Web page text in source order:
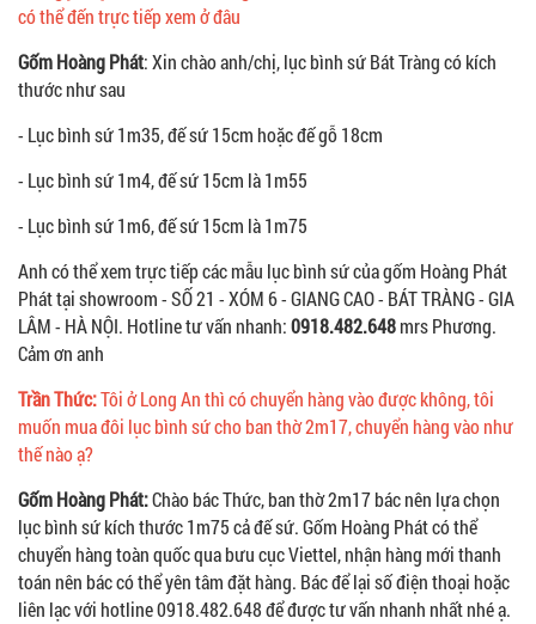
có thể đến trực tiếp xem ở đâu
Gốm Hoàng Phát: Xin chào anh/chị, lục bình sứ Bát Tràng có kích
thước như sau
- Lục bình sứ 1m35, đế sứ 15cm hoặc đế gỗ 18cm
- Lục bình sứ 1m4, đế sứ 15cm là 1m55
- Lục bình sứ 1m6, đế sứ 15cm là 1m75
Anh có thể xem trực tiếp các mẫu lục bình sứ của gốm Hoàng Phát
Phát tại showroom - SỐ 21 - XÓM 6 - GIANG CAO - BÁT TRÀNG - GIA
LÂM - HÀ NỘI. Hotline tư vấn nhanh:0918.482.648mrs Phương.
Cảm ơn anh
Trần Thức:Tôi ở Long An thì có chuyển hàng vào được không, tôi
muốn mua đôi lục bình sứ cho ban thờ 2m17, chuyển hàng vào như
thế nào ạ?
Gốm Hoàng Phát:Chào bác Thức, ban thờ 2m17 bác nên lựa chọn
lục bình sứ kích thước 1m75 cả đế sứ. Gốm Hoàng Phát có thể
chuyển hàng toàn quốc qua bưu cục Viettel, nhận hàng mới thanh
toán nên bác có thể yên tâm đặt hàng. Bác để lại số điện thoại hoặc
liên lạc với hotline 0918.482.648 để được tư vấn nhanh nhất nhé ạ.